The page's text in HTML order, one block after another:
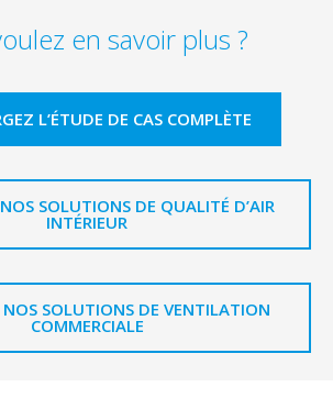
en savoir plus ?
L’ÉTUDE DE CAS COMPLÈTE
SOLUTIONS DE QUALITÉ D’AIR
INTÉRIEUR
NOS SOLUTIONS DE VENTILATION
COMMERCIALE